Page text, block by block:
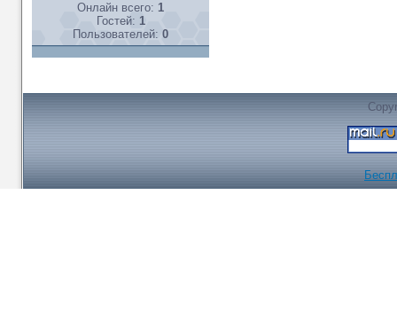
Онлайн всего: 1
Гостей: 1
Пользователей: 0